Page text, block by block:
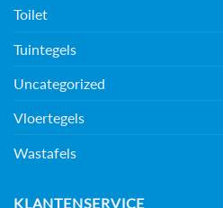
Toilet
Tuintegels
Uncategorized
Vloertegels
Wastafels
KLANTENSERVICE